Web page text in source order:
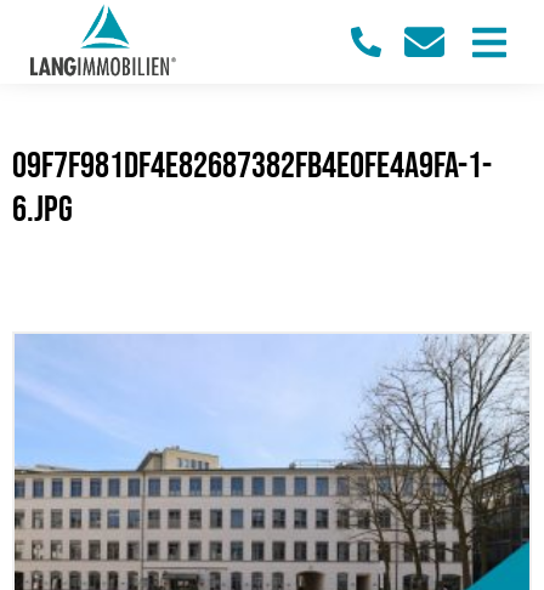
09f7f981df4e82687382fb4e0fe4a9fa-1-
6.jpg